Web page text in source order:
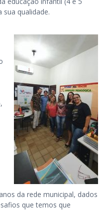
qualidade.
da rede municipal, dados
que temos que